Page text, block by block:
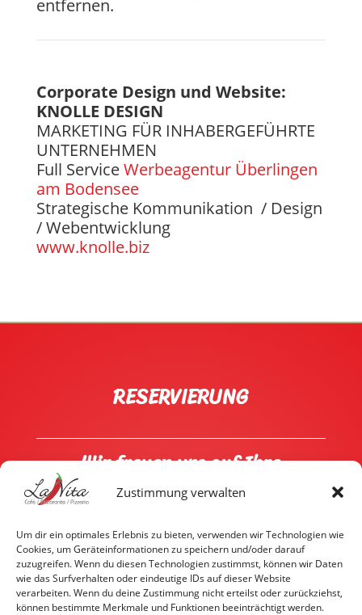
Zustimmung verwalten
Um dir ein optimales Erlebnis zu bieten, verwenden wir Technologien wie
Cookies, um Geräteinformationen zu speichern und/oder darauf
zuzugreifen. Wenn du diesen Technologien zustimmst, können wir Daten
wie das Surfverhalten oder eindeutige IDs auf dieser Website
verarbeiten. Wenn du deine Zustimmung nicht erteilst oder zurückziehst,
können bestimmte Merkmale und Funktionen beeinträchtigt werden.
entfernen.
Corporate Design und Website:
KNOLLE DESIGN
MARKETING FÜR INHABERGEFÜHRTE
UNTERNEHMEN
Full ServiceWerbeagentur Überlingen
am Bodensee
Strategische Kommunikation / Design
/ Webentwicklung
www.knolle.biz
RESERVIERUNG
Wir freuen uns auf Ihre
Reservierung
07551 9493545
Öffnungszeiten
Dienstag bis Sonntag von 11:30 bis